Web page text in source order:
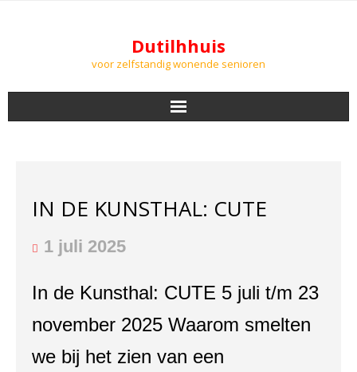
Dutilhhuis
voor zelfstandig wonende senioren
DOWNLOADS
PODCASTS
AGENDA
IN DE KUNSTHAL: CUTE
1 juli 2025
In de Kunsthal: CUTE 5 juli t/m 23
november 2025 Waarom smelten
we bij het zien van een